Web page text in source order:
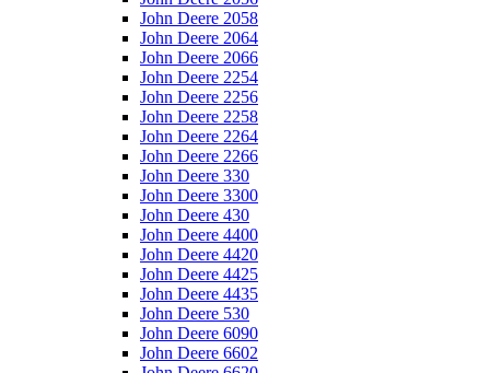
John Deere 2058
John Deere 2064
John Deere 2066
John Deere 2254
John Deere 2256
John Deere 2258
John Deere 2264
John Deere 2266
John Deere 330
John Deere 3300
John Deere 430
John Deere 4400
John Deere 4420
John Deere 4425
John Deere 4435
John Deere 530
John Deere 6090
John Deere 6602